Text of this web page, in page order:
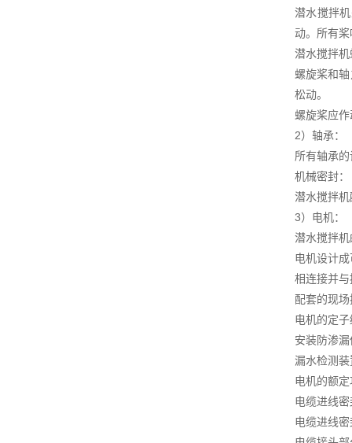
潜水搅拌
动。所有
潜水搅拌
螺旋桨和
松动。
螺旋桨应
2）轴承：
所有轴承
机械密封：
潜水搅拌
3）电机：
潜水搅拌
电机设计
相连接并
配套的现
电机的定
安装防渗
漏水检测
电机的额
电缆进线
电缆进线